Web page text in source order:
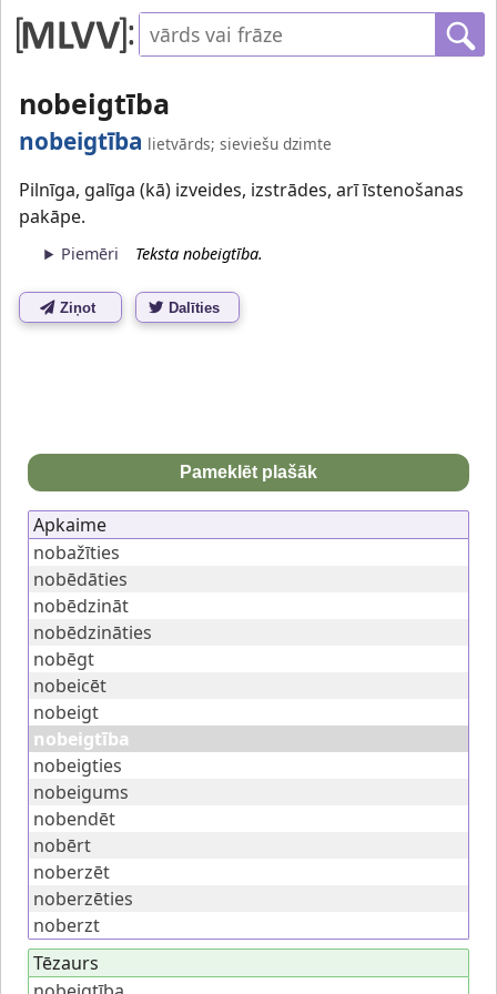
nobeigtība
nobeigtība lietvārds; sieviešu dzimte
Pilnīga, galīga (kā) izveides, izstrādes, arī īstenošanas
pakāpe.
Piemēri Teksta nobeigtība.
Ziņot Dalīties
Pameklēt plašāk
Apkaime
nobažīties
nobēdāties
nobēdzināt
nobēdzināties
nobēgt
nobeicēt
nobeigt
nobeigtība
nobeigties
nobeigums
nobendēt
nobērt
noberzēt
noberzēties
noberzt
Tēzaurs